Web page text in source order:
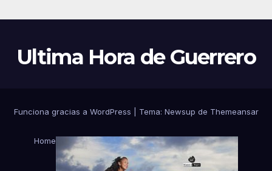
Ultima Hora de Guerrero
Funciona gracias a WordPress Tema: Newsup de Themeansar
Home